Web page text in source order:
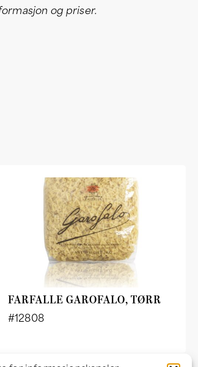
og priser.
FARFALLE GAROFALO, TØRR
#12808